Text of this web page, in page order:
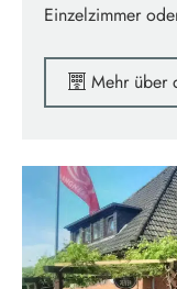
Einzelzimmer
Mehr über